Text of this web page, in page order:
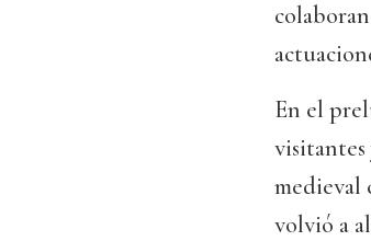
En el
medieval
volvió a